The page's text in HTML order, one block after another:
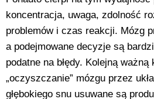
koncentracja, uwaga, zdolność
problemów i czas reakcji. Mózg
a podejmowane decyzje są
podatne na błędy. Kolejną
„oczyszczanie” mózgu przez
głębokiego snu usuwane są